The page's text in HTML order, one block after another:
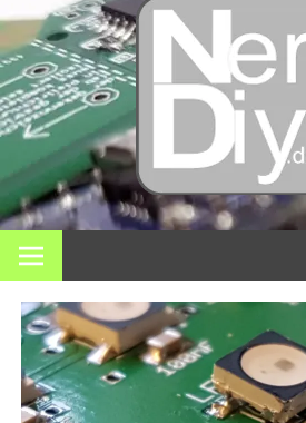
Op nerdiy.de draait alles om
smart home en vele andere